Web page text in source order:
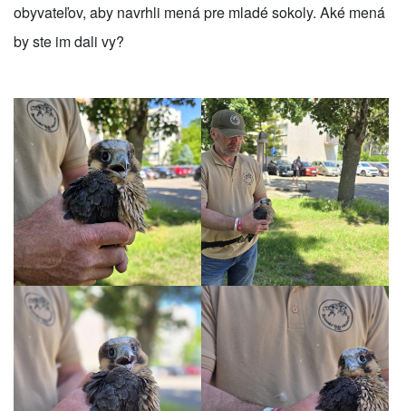
obyvateľov, aby navrhli mená pre mladé sokoly. Aké mená
by ste im dali vy?